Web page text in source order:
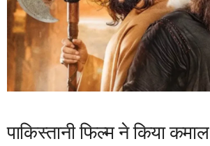
पाकिस्तानी फिल्म ने किया कमाल